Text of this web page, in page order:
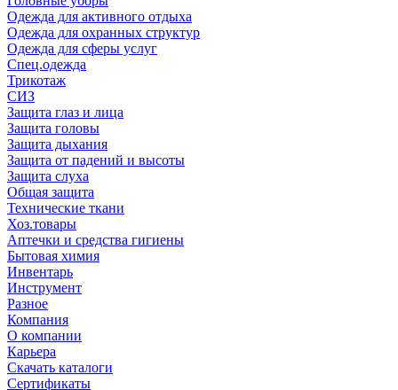
Одежда для активного отдыха
Одежда для охранных структур
Одежда для сферы услуг
Спец.одежда
Трикотаж
СИЗ
Защита глаз и лица
Защита головы
Защита дыхания
Защита от падений и высоты
Защита слуха
Общая защита
Технические ткани
Хоз.товары
Аптечки и средства гигиены
Бытовая химия
Инвентарь
Инструмент
Разное
Компания
О компании
Карьера
Cкачать каталоги
Сертификаты